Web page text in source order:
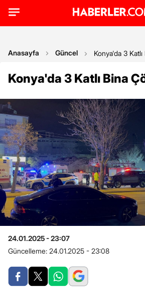
Anasayfa Güncel Konya'da 3
Konya'da 3 Katlı Bina
24.01.2025 - 23:07
Güncelleme: 24.01.2025 - 23:08